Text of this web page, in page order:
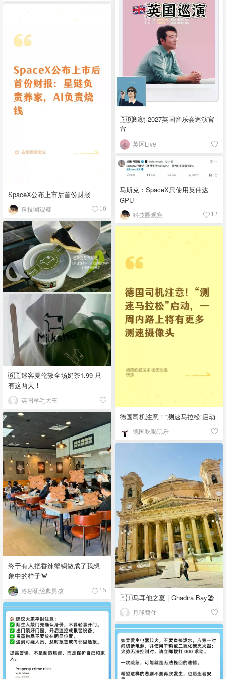
🇬🇧郎朗·2027英国音乐会巡演官
宣
英区Live
SpaceX公布上市后首份财报
科技圈观察 10
马斯克：SpaceX只使用英伟达
GPU
科技圈观察 12
🇬🇧迷客夏伦敦全场奶茶1.99 只
有这两天！
英国羊毛大王
德国司机注意！“测速马拉松”启动
德国吃喝玩乐
终于有人把香辣蟹锅做成了我想
象中的样子🦀
洛杉矶经典男孩 15
🇲🇹马耳他之夏 | Ghadira Bay🏖️
月球暂住